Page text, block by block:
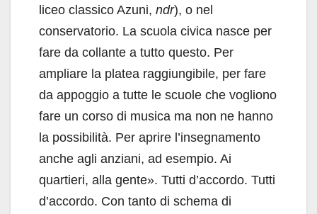
liceo classico Azuni, ndr), o nel
conservatorio. La scuola civica nasce per
fare da collante a tutto questo. Per
ampliare la platea raggiungibile, per fare
da appoggio a tutte le scuole che vogliono
fare un corso di musica ma non ne hanno
la possibilità. Per aprire l’insegnamento
anche agli anziani, ad esempio. Ai
quartieri, alla gente». Tutti d’accordo. Tutti
d’accordo. Con tanto di schema di